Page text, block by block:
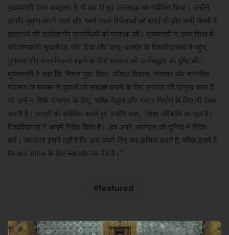
मुख्यमंत्री उमर अब्दुल्ला ने भी वहां मौजूद जनसमूह को संबोधित किया। उन्होंने
उपाधि प्राप्त करने वालों और स्वर्ण पदक विजेताओं को बधाई दी और सभी विषयों में
छात्राओं की उल्लेखनीय उपलब्धियों की प्रशंसा की। मुख्यमंत्री ने उच्च शिक्षा में
परिवर्तनकारी सुधारों पर जोर दिया और जम्मू-कश्मीर के विश्वविद्यालयों में पहुंच,
गुणवत्ता और प्रासंगिकता बढ़ाने के लिए सरकार की प्रतिबद्धता की पुष्टि की।
मुख्यमंत्री ने कहा कि 'मिशन युवा' शिक्षा, कौशल विकास, नवाचार और मानसिक
स्वास्थ्य के माध्यम से युवाओं को सशक्त बनाने के लिए सरकार की प्रमुख पहल है,
जो उन्हें न सिर्फ रोजगार के लिए, बल्कि नेतृत्व और राष्ट्र निर्माण के लिए भी तैयार
करती है। छात्रों को संबोधित करते हुए उन्होंने कहा, "शिक्षा परिवर्तन का मूल है।
विश्वविद्यालय ने आपमें निवेश किया है। अब अपने आसपास की दुनिया में निवेश
करें। सफलता इसमें नहीं है कि आप अपने लिए क्या हासिल करते हैं, बल्कि इसमें है
कि आप समाज के लिए क्या योगदान देते हैं।"
featured